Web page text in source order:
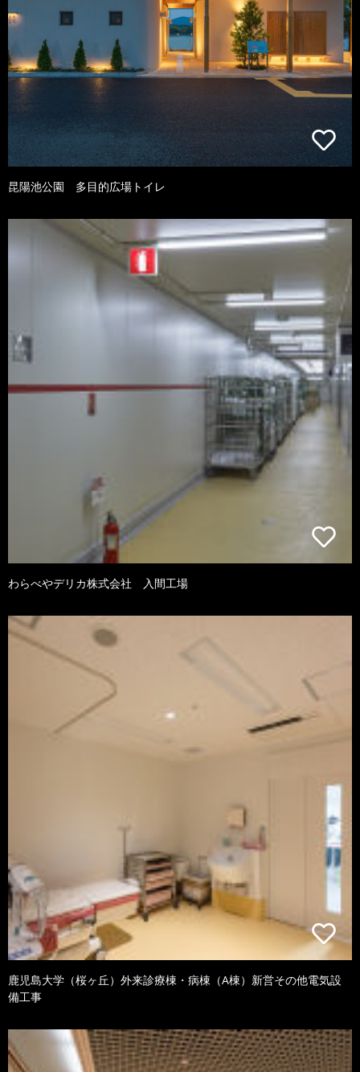
昆陽池公園 多目的広場トイレ
わらべやデリカ株式会社 入間工場
鹿児島大学（桜ヶ丘）外来診療棟・病棟（A棟）新営その他電気設
備工事